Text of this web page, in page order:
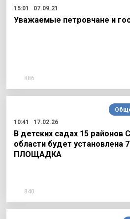
15:01
07.09.21
Уважаемые петровчане и
886
10:41
17.02.26
В детских садах 15 районов
области будет
ПЛОЩАДКА
840